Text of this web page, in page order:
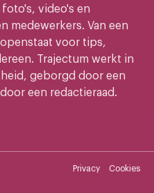
video's en
medewerkers. Van een
voor tips,
Trajectum werkt in
geborgd door een
een redactieraad.
Privacy Cookies